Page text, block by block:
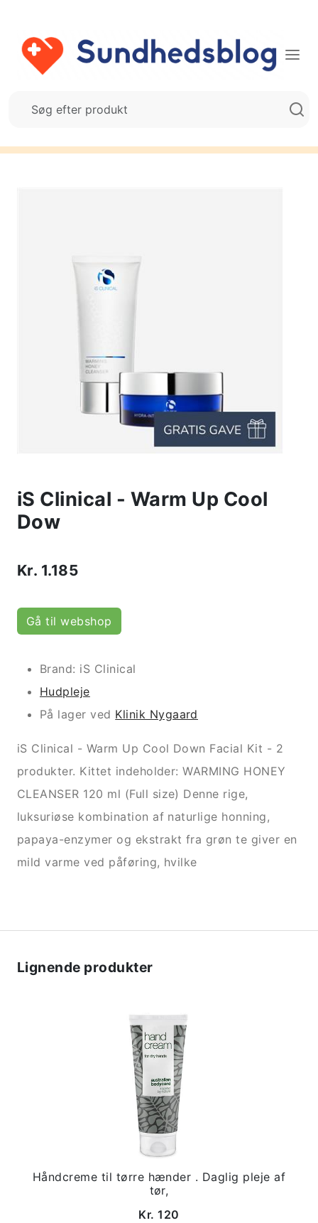
iS Clinical - Warm Up Cool
Dow
Kr. 1.185
Gå til webshop
Brand: iS Clinical
Hudpleje
På lager ved Klinik Nygaard
iS Clinical - Warm Up Cool Down Facial Kit - 2
produkter. Kittet indeholder: WARMING HONEY
CLEANSER 120 ml (Full size) Denne rige,
luksuriøse kombination af naturlige honning,
papaya-enzymer og ekstrakt fra grøn te giver en
mild varme ved påføring, hvilke
Lignende produkter
Håndcreme til tørre hænder . Daglig pleje af
tør,
Kr. 120